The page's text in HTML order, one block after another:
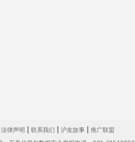
法律声明 联系我们 沪友故事
推广联盟